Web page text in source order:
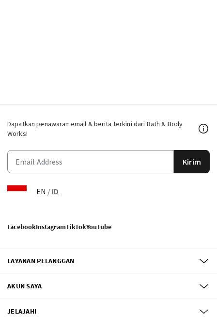
Dapatkan penawaran email & berita terkini dari Bath & Body
Works!
Kirim
EN / ID
FacebookInstagramTikTokYouTube
LAYANAN PELANGGAN
AKUN SAYA
JELAJAHI